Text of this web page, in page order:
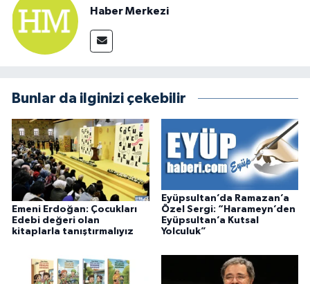
Haber Merkezi
Bunlar da ilginizi çekebilir
Emeni Erdoğan: Çocukları
Edebi değeri olan
kitaplarla tanıştırmalıyız
Eyüpsultan’da Ramazan’a
Özel Sergi: “Harameyn’den
Eyüpsultan’a Kutsal
Yolculuk”